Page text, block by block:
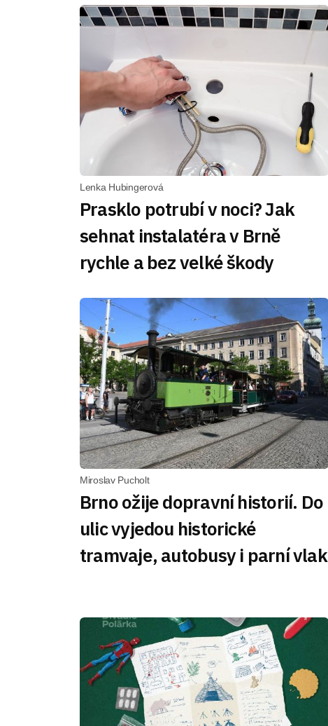
Lenka Hubingerová
Prasklo potrubí v noci? Jak
sehnat instalatéra v Brně
rychle a bez velké škody
Miroslav Pucholt
Brno ožije dopravní historií. Do
ulic vyjedou historické
tramvaje, autobusy i parní vlak